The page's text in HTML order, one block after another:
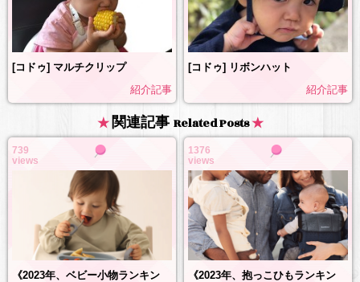
[コドゥ] マルチクリップ
紹介記事
[コドゥ] リボンハット
紹介記事
関連記事 Related Posts
739
views
《2023年、ベビー小物ランキン
1376
views
《2023年、抱っこひもランキン